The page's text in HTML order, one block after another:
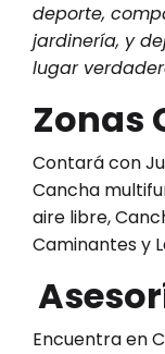
deporte,
jardinería, y
lugar
Zonas
Contará con
Cancha
aire libre,
Caminantes y
Encuentra en